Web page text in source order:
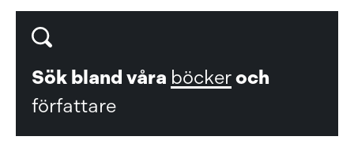
Sök bland våra böckeroch
författare